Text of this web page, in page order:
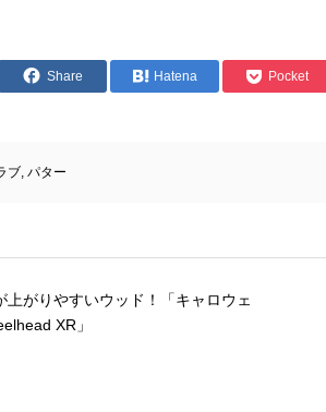
Share Hatena Pocket
ブ, パター
上がりやすいウッド！「キャロウェ
XR」